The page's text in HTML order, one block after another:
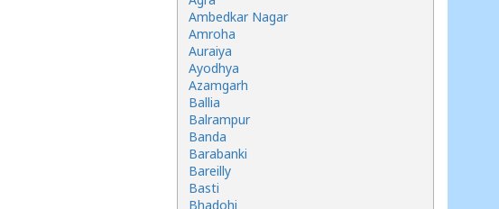
Ambedkar Nagar
Amroha
Auraiya
Ayodhya
Azamgarh
Ballia
Balrampur
Banda
Barabanki
Bareilly
Basti
Bhadohi